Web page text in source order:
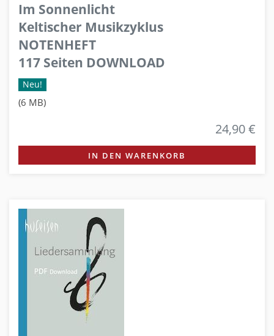
Im Sonnenlicht
Keltischer Musikzyklus
NOTENHEFT
117 Seiten DOWNLOAD
Neu!
(6 MB)
24,90 €
IN DEN WARENKORB